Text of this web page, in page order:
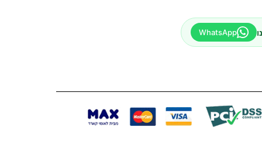
WhatsApp